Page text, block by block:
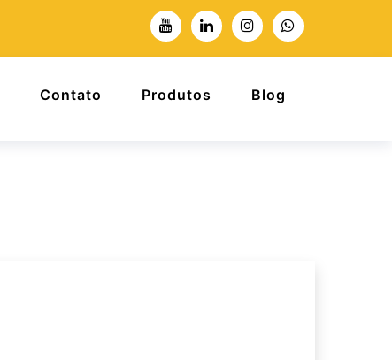
Contato Produtos Blog